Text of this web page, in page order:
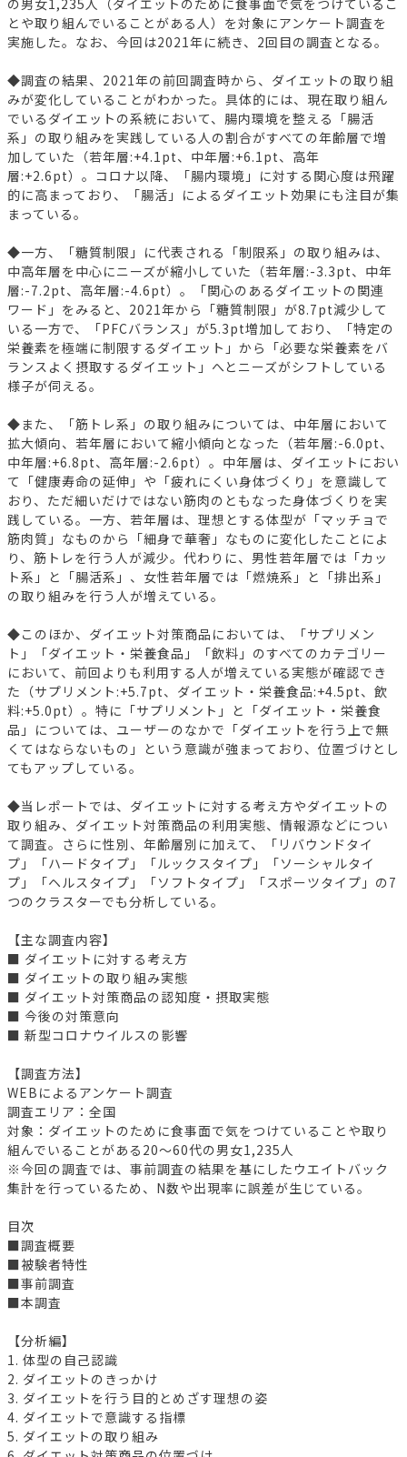
とや取り組んでいることがある人）を対象にアンケート調査を
実施した。なお、今回は2021年に続き、2回目の調査となる。
◆調査の結果、2021年の前回調査時から、ダイエットの取り組
みが変化していることがわかった。具体的には、現在取り組ん
でいるダイエットの系統において、腸内環境を整える「腸活
系」の取り組みを実践している人の割合がすべての年齢層で増
加していた（若年層:+4.1pt、中年層:+6.1pt、高年
層:+2.6pt）。コロナ以降、「腸内環境」に対する関心度は飛躍
的に高まっており、「腸活」によるダイエット効果にも注目が集
まっている。
◆一方、「糖質制限」に代表される「制限系」の取り組みは、
中高年層を中心にニーズが縮小していた（若年層:-3.3pt、中年
層:-7.2pt、高年層:-4.6pt）。「関心のあるダイエットの関連
ワード」をみると、2021年から「糖質制限」が8.7pt減少して
いる一方で、「PFCバランス」が5.3pt増加しており、「特定の
栄養素を極端に制限するダイエット」から「必要な栄養素をバ
ランスよく摂取するダイエット」へとニーズがシフトしている
様子が伺える。
◆また、「筋トレ系」の取り組みについては、中年層において
拡大傾向、若年層において縮小傾向となった（若年層:-6.0pt、
中年層:+6.8pt、高年層:-2.6pt）。中年層は、ダイエットにおい
て「健康寿命の延伸」や「疲れにくい身体づくり」を意識して
おり、ただ細いだけではない筋肉のともなった身体づくりを実
践している。一方、若年層は、理想とする体型が「マッチョで
筋肉質」なものから「細身で華奢」なものに変化したことによ
り、筋トレを行う人が減少。代わりに、男性若年層では「カッ
ト系」と「腸活系」、女性若年層では「燃焼系」と「排出系」
の取り組みを行う人が増えている。
◆このほか、ダイエット対策商品においては、「サプリメン
ト」「ダイエット・栄養食品」「飲料」のすべてのカテゴリー
において、前回よりも利用する人が増えている実態が確認でき
た（サプリメント:+5.7pt、ダイエット・栄養食品:+4.5pt、飲
料:+5.0pt）。特に「サプリメント」と「ダイエット・栄養食
品」については、ユーザーのなかで「ダイエットを行う上で無
くてはならないもの」という意識が強まっており、位置づけとし
てもアップしている。
◆当レポートでは、ダイエットに対する考え方やダイエットの
取り組み、ダイエット対策商品の利用実態、情報源などについ
て調査。さらに性別、年齢層別に加えて、「リバウンドタイ
プ」「ハードタイプ」「ルックスタイプ」「ソーシャルタイ
プ」「ヘルスタイプ」「ソフトタイプ」「スポーツタイプ」の7
つのクラスターでも分析している。
【主な調査内容】
■ ダイエットに対する考え方
■ ダイエットの取り組み実態
■ ダイエット対策商品の認知度・摂取実態
■ 今後の対策意向
■ 新型コロナウイルスの影響
【調査方法】
WEBによるアンケート調査
調査エリア：全国
対象：ダイエットのために食事面で気をつけていることや取り
組んでいることがある20～60代の男女1,235人
※今回の調査では、事前調査の結果を基にしたウエイトバック
集計を行っているため、N数や出現率に誤差が生じている。
目次
■調査概要
■被験者特性
■事前調査
■本調査
【分析編】
1. 体型の自己認識
2. ダイエットのきっかけ
3. ダイエットを行う目的とめざす理想の姿
4. ダイエットで意識する指標
5. ダイエットの取り組み